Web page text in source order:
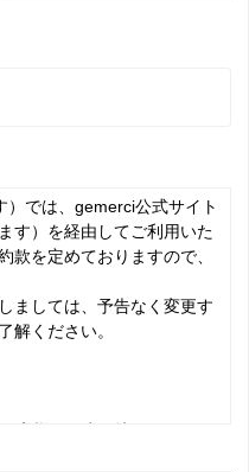
では、gemerci公式サイト
す）を経由してご利用いた
款を定めておりますので、
ましては、予告なく変更す
解ください。